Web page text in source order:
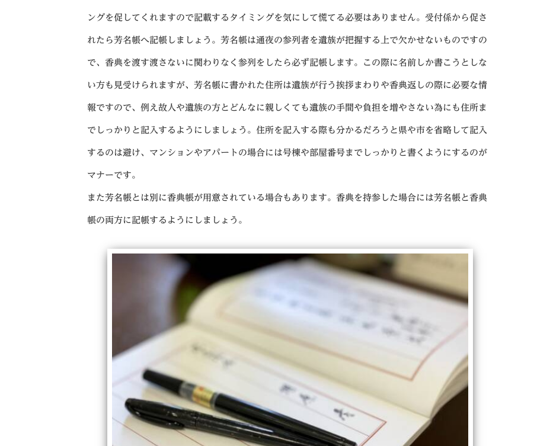
ングを促してくれますので記載するタイミングを気にして慌てる必要はありません。受付係から促さ
れたら芳名帳へ記帳しましょう。芳名帳は通夜の参列者を遺族が把握する上で欠かせないものですの
で、香典を渡す渡さないに関わりなく参列をしたら必ず記帳します。この際に名前しか書こうとしな
い方も見受けられますが、芳名帳に書かれた住所は遺族が行う挨拶まわりや香典返しの際に必要な情
報ですので、例え故人や遺族の方とどんなに親しくても遺族の手間や負担を増やさない為にも住所ま
でしっかりと記入するようにしましょう。住所を記入する際も分かるだろうと県や市を省略して記入
するのは避け、マンションやアパートの場合には号棟や部屋番号までしっかりと書くようにするのが
マナーです。
また芳名帳とは別に香典帳が用意されている場合もあります。香典を持参した場合には芳名帳と香典
帳の両方に記帳するようにしましょう。